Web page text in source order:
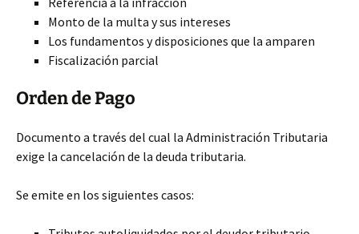
Monto de la multa y sus intereses
Los fundamentos y disposiciones que la amparen
Fiscalización parcial
Orden de Pago
Documento a través del cual la Administración Tributaria
exige la cancelación de la deuda tributaria.
Se emite en los siguientes casos: